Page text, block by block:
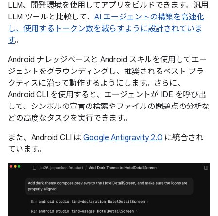
LLM、開発環境を使用してアプリをビルドできます。汎用
LLM ツールと比較して、 AI エージェントの構築を高速化
し、使用するトークン数を減らすように設計されていま
す。
Android ナレッジベースと Android スキルを使用してエー
ジェントをグラウンディングし、推奨されるベスト プラ
クティスに沿って動作するようにします。さらに、
Android CLI を使用すると、エージェントが IDE を呼び出
して、シンボルの宣言の検索やファイルの問題点の分析な
どの高度なタスクを実行できます。
また、Android CLI は Google Antigravity 2.0 に統合され
ています。